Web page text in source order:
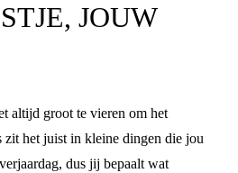
JOUW
altijd groot te vieren om het
zit het juist in kleine dingen die jou
dus jij bepaalt wat